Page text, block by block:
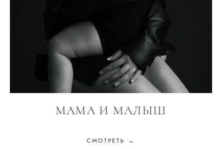
МАМА И МАЛЫШ
СМОТРЕТЬ →